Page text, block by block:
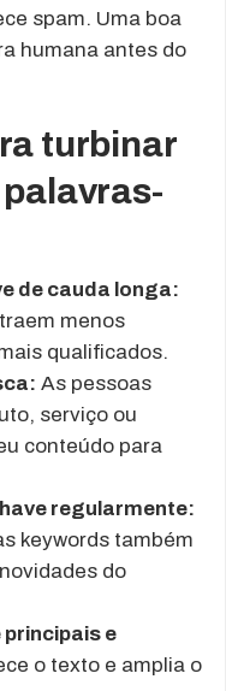
spam. Uma boa
humana antes do
turbinar
de cauda longa:
menos
qualificados.
As pessoas
serviço ou
conteúdo para
regularmente:
keywords também
do
e
o texto e amplia o